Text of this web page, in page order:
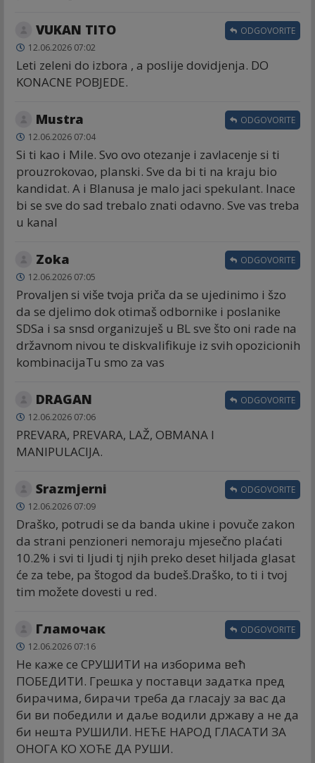
VUKAN TITO
12.06.2026 07:02
Leti zeleni do izbora , a poslije dovidjenja. DO
KONACNE POBJEDE.
ODGOVORITE
Mustra
12.06.2026 07:04
Si ti kao i Mile. Svo ovo otezanje i zavlacenje si ti
prouzrokovao, planski. Sve da bi ti na kraju bio
kandidat. A i Blanusa je malo jaci spekulant. Inace
bi se sve do sad trebalo znati odavno. Sve vas treba
u kanal
ODGOVORITE
Zoka
12.06.2026 07:05
Provaljen si više tvoja priča da se ujedinimo i šzo
da se djelimo dok otimaš odbornike i poslanike
SDSa i sa snsd organizuješ u BL sve što oni rade na
državnom nivou te diskvalifikuje iz svih opozicionih
kombinacijaTu smo za vas
ODGOVORITE
DRAGAN
12.06.2026 07:06
PREVARA, PREVARA, LAŽ, OBMANA I
MANIPULACIJA.
ODGOVORITE
Srazmjerni
12.06.2026 07:09
Draško, potrudi se da banda ukine i povuče zakon
da strani penzioneri nemoraju mjesečno plaćati
10.2% i svi ti ljudi tj njih preko deset hiljada glasat
će za tebe, pa štogod da budeš.Draško, to ti i tvoj
tim možete dovesti u red.
ODGOVORITE
Гламочак
12.06.2026 07:16
Не каже се СРУШИТИ на изборима већ
ПОБЕДИТИ. Грешка у поставци задатка пред
бирачима, бирачи треба да гласају за вас да
би ви победили и даље водили државу а не да
би нешта РУШИЛИ. НЕЋЕ НАРОД ГЛАСАТИ ЗА
ОНОГА КО ХОЋЕ ДА РУШИ.
ODGOVORITE